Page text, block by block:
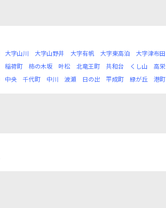
大字山川 大字山野井 大字有帆 大字東高泊 大字津布田
稲荷町 柿の木坂 叶松 北竜王町 共和台 くし山 高栄
中央 千代町 中川 波瀬 日の出 平成町 緑が丘 港町